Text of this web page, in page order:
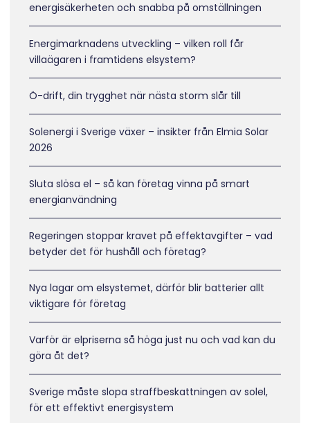
energisäkerheten och snabba på omställningen
Energimarknadens utveckling – vilken roll får
villaägaren i framtidens elsystem?
Ö-drift, din trygghet när nästa storm slår till
Solenergi i Sverige växer – insikter från Elmia Solar
2026
Sluta slösa el – så kan företag vinna på smart
energianvändning
Regeringen stoppar kravet på effektavgifter – vad
betyder det för hushåll och företag?
Nya lagar om elsystemet, därför blir batterier allt
viktigare för företag
Varför är elpriserna så höga just nu och vad kan du
göra åt det?
Sverige måste slopa straffbeskattningen av solel,
för ett effektivt energisystem